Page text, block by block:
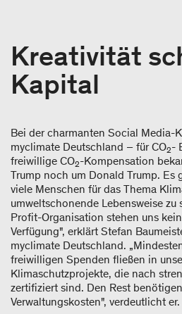
Kreativität
Kapital
Bei der charmanten Social Media-
myclimate Deutschland – für CO2-
freiwillige CO2-Kompensation
Trump noch um Donald Trump. Es
viele Menschen für das Thema
umweltschonende Lebensweise zu
Profit-Organisation stehen uns
Verfügung", erklärt Stefan
myclimate Deutschland.
freiwilligen Spenden fließen in
Klimaschutzprojekte, die nach
zertifiziert sind. Den Rest
Verwaltungskosten", verdeutlicht er.